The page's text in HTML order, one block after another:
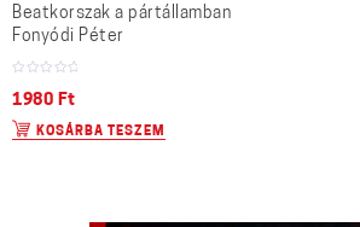
Beatkorszak a pártállamban
Fonyódi Péter
1980 Ft
KOSÁRBA TESZEM